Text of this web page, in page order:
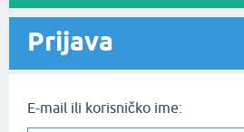
Prijava
E-mail ili korisničko ime: